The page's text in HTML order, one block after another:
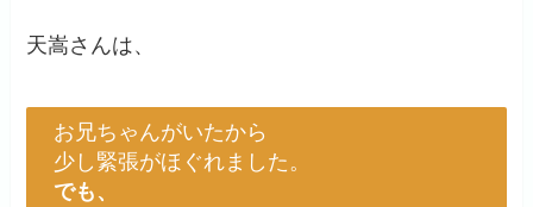
天嵩さんは、
お兄ちゃんがいたから
少し緊張がほぐれました。
でも、